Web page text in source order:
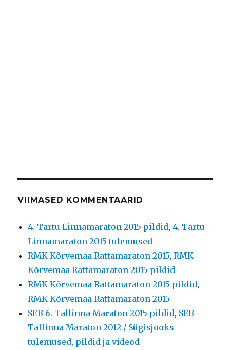
VIIMASED KOMMENTAARID
4. Tartu Linnamaraton 2015 pildid,4. Tartu
Linnamaraton 2015 tulemused
RMK Kõrvemaa Rattamaraton 2015,RMK
Kõrvemaa Rattamaraton 2015 pildid
RMK Kõrvemaa Rattamaraton 2015 pildid,
RMK Kõrvemaa Rattamaraton 2015
SEB 6. Tallinna Maraton 2015 pildid, SEB
Tallinna Maraton 2012 / Sügisjooks
tulemused, pildid ja videod